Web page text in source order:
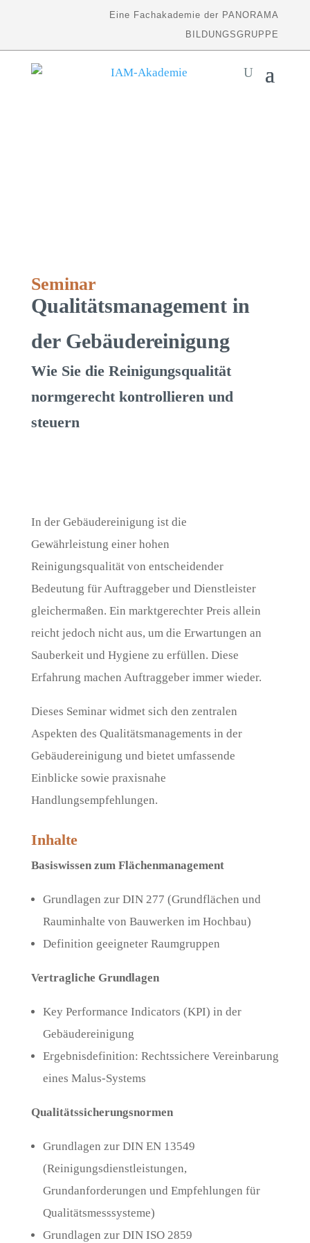
Eine Fachakademie der PANORAMA
BILDUNGSGRUPPE
Seminar
Qualitätsmanagement in
der Gebäudereinigung
Wie Sie die Reinigungsqualität
normgerecht kontrollieren und
steuern
In der Gebäudereinigung ist die
Gewährleistung einer hohen
Reinigungsqualität von entscheidender
Bedeutung für Auftraggeber und Dienstleister
gleichermaßen. Ein marktgerechter Preis allein
reicht jedoch nicht aus, um die Erwartungen an
Sauberkeit und Hygiene zu erfüllen. Diese
Erfahrung machen Auftraggeber immer wieder.
Dieses Seminar widmet sich den zentralen
Aspekten des Qualitätsmanagements in der
Gebäudereinigung und bietet umfassende
Einblicke sowie praxisnahe
Handlungsempfehlungen.
Inhalte
Basiswissen zum Flächenmanagement
Grundlagen zur DIN 277 (Grundflächen und
Rauminhalte von Bauwerken im Hochbau)
Definition geeigneter Raumgruppen
Vertragliche Grundlagen
Key Performance Indicators (KPI) in der
Gebäudereinigung
Ergebnisdefinition: Rechtssichere Vereinbarung
eines Malus-Systems
Qualitätssicherungsnormen
Grundlagen zur DIN EN 13549
(Reinigungsdienstleistungen,
Grundanforderungen und Empfehlungen für
Qualitätsmesssysteme)
Grundlagen zur DIN ISO 2859